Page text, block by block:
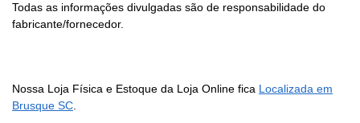
Todas as informações divulgadas são de responsabilidade do
fabricante/fornecedor.
Nossa Loja Física e Estoque da Loja Online fica Localizada em
Brusque SC